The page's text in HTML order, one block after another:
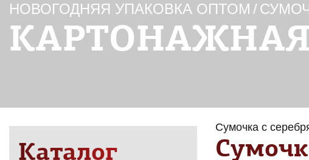
НОВОГОДНЯЯ УПАКОВКА ОПТОМ /
Каталог
Сумочка с